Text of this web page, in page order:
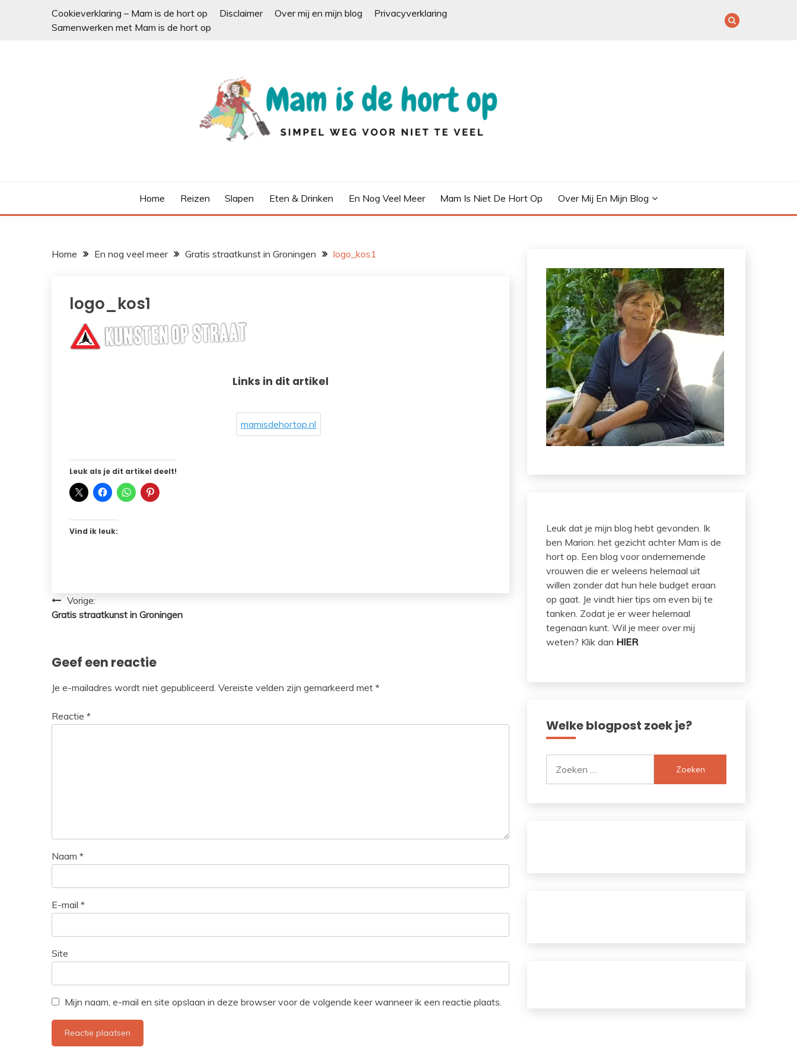
Cookieverklaring – Mam is de hort op Disclaimer Over mij en mijn blog
Privacyverklaring
Samenwerken met Mam is de hort op
Home Reizen Slapen Eten & Drinken En Nog Veel Meer Mam Is Niet De Hort Op Over Mij En Mijn Blog
Home En nog veel meer Gratis straatkunst in Groningen logo_kos1
logo_kos1
Links in dit artikel
mamisdehortop.nl
Leuk als je dit artikel deelt!
Vind ik leuk:
Bericht
navigatie
Vorige:
Gratis straatkunst in Groningen
Geef een reactie
Je e-mailadres wordt niet gepubliceerd. Vereiste velden zijn gemarkeerd met *
Reactie *
Naam *
E-mail *
Site
Mijn naam, e-mail en site opslaan in deze browser voor de volgende keer wanneer ik een reactie plaats.
Leuk dat je mijn blog hebt gevonden. Ik
ben Marion: het gezicht achter Mam is de
hort op. Een blog voor ondernemende
vrouwen die er weleens helemaal uit
willen zonder dat hun hele budget eraan
op gaat. Je vindt hier tips om even bij te
tanken. Zodat je er weer helemaal
tegenaan kunt. Wil je meer over mij
weten? Klik dan HIER
Welke blogpost zoek je?
naar: